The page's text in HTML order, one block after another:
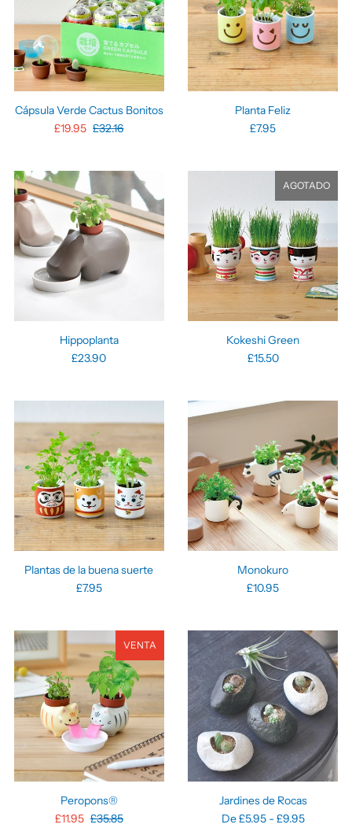
Cápsula Verde Cactus Bonitos
£19.95 £32.16
Planta Feliz
£7.95
Hippoplanta
£23.90
AGOTADO
Kokeshi Green
£15.50
Plantas de la buena suerte
£7.95
Monokuro
£10.95
VENTA
Peropons®
£11.95 £35.85
Jardines de Rocas
De £5.95 - £9.95